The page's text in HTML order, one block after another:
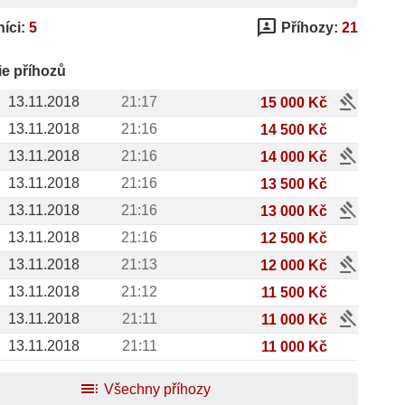
5 3p Příhozy: 21
příhozů
13.11.2018
21:17 15 000 Kč gavel
13.11.2018 21:16
14 500 Kč
13.11.2018
21:16 14 000 Kč gavel
13.11.2018 21:16
13 500 Kč
13.11.2018
21:16 13 000 Kč gavel
13.11.2018 21:16
12 500 Kč
13.11.2018
21:13 12 000 Kč gavel
13.11.2018 21:12
11 500 Kč
13.11.2018
21:11 11 000 Kč gavel
13.11.2018 21:11 11 000 Kč
toc Všechny příhozy